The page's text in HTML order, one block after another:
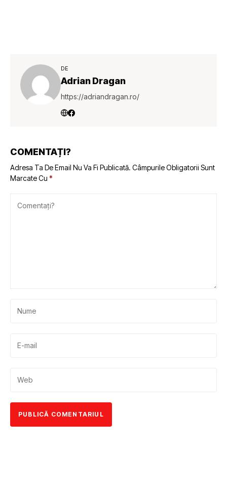
DE
Adrian Dragan
https://adriandragan.ro/
COMENTAȚI?
Adresa Ta De Email Nu Va Fi Publicată. Câmpurile Obligatorii Sunt
Marcate Cu *